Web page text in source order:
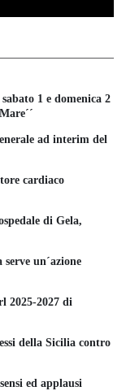
1 e domenica 2
ad interim del
cardiaco
di Gela,
un´azione
2025-2027 di
della Sicilia contro
ed applausi